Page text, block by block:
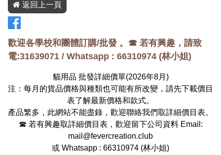
返回上一頁
歡迎各學校和團體訂購/批發 。☎ 若有興趣，請致
電:31639071 / Whatsapp : 66310974 (林小姐)
貓用品 批發詳細價單(2026年8月)
注：每月的貨品價格與種類也可能有所改變，請先下載價目
表了解最新價格和款式。
產品繁多，此網站不能盡錄，歡迎聯絡我們取詳細價目表。
☎ 若有興趣取詳細價目表，歡迎留下公司資料 Email:
mail@fevercreation.club
或 Whatsapp : 66310974 (林小姐)